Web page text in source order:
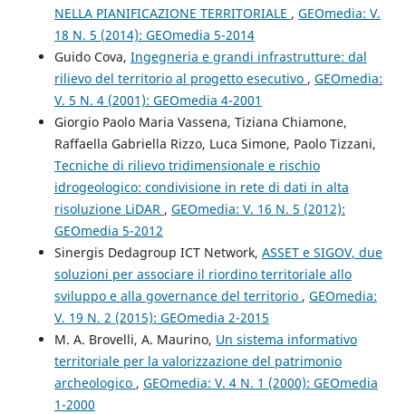
NELLA PIANIFICAZIONE TERRITORIALE , GEOmedia: V.
18 N. 5 (2014): GEOmedia 5-2014
Guido Cova, Ingegneria e grandi infrastrutture: dal
rilievo del territorio al progetto esecutivo , GEOmedia:
V. 5 N. 4 (2001): GEOmedia 4-2001
Giorgio Paolo Maria Vassena, Tiziana Chiamone,
Raffaella Gabriella Rizzo, Luca Simone, Paolo Tizzani,
Tecniche di rilievo tridimensionale e rischio
idrogeologico: condivisione in rete di dati in alta
risoluzione LiDAR , GEOmedia: V. 16 N. 5 (2012):
GEOmedia 5-2012
Sinergis Dedagroup ICT Network, ASSET e SIGOV, due
soluzioni per associare il riordino territoriale allo
sviluppo e alla governance del territorio , GEOmedia:
V. 19 N. 2 (2015): GEOmedia 2-2015
M. A. Brovelli, A. Maurino, Un sistema informativo
territoriale per la valorizzazione del patrimonio
archeologico , GEOmedia: V. 4 N. 1 (2000): GEOmedia
1-2000